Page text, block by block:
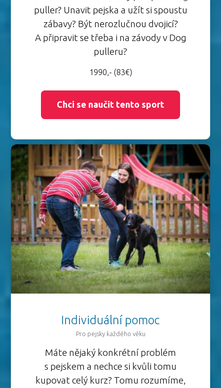
puller? Unavit pejska a užít si spoustu
zábavy? Být nerozlučnou dvojicí?
A připravit se třeba i na závody v Dog
pulleru?
1990,- (83€)
Chci se naučit tento sport
Individuální pomoc
Pro pejsky každého věku
Máte nějaký konkrétní problém
s pejskem a nechce si kvůli tomu
kupovat celý kurz? Tomu rozumíme,